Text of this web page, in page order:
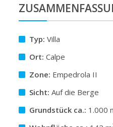
Typ: Villa
Ort: Calpe
Zone: Empedrola II
Sicht: Auf die Berge
Grundstück ca.: 1.000